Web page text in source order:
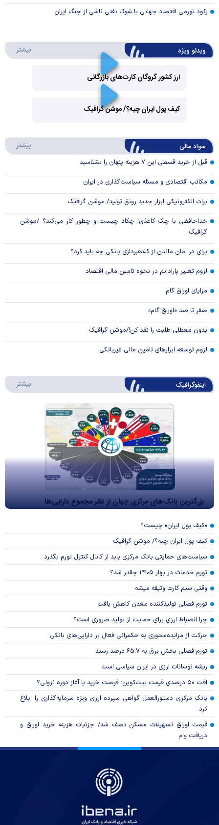
رکود تورمی اقتصاد جهانی با شوک نفتی ناشی از جنگ ایران
ویدئو ویژه بیشتر
ارز کشور گروگان کارت‌های بازرگانی
Video
کیف پول ایران چیه؟/ موشن گرافیک
سواد مالی بیشتر
قبل از خرید قسطی این ۷ هزینه پنهان را بشناسید
مکاتب اقتصادی و مسئله سیاست‌گذاری در ایران
برات الکترونیکی ابزار جدید رونق تولید/ موشن گرافیک
خداحافظی با چک کاغذی! چکاد چیست و چطور کار می‌کند؟ /موشن
گرافیک
برای در امان ماندن از کلاهبرداری بانکی چه باید کرد؟
لزوم تغییر پارادایم در نحوه تامین مالی اقتصاد
مزایای اوراق گام
صفر تا صد «اوراق گام»
بدون معطلی طلبت را نقد کن!/موشن گرافیک
لزوم توسعه ابزارهای تامین مالی غیربانکی
اینفوگرافیک بیشتر
بزرگترین بانک‌های مرکزی جهان از نظر مجموع دارایی‌ها
«کیف پول ایران» چیست؟
کیف پول ایران چیه؟/ موشن گرافیک
سیاست‌های حمایتی بانک مرکزی باید از کانال کنترل تورم بگذرد
تورم خدمات در بهار ۱۴۰۵ چقدر شد؟
وقتی سیم کارت وثیقه میشه
تورم فصلی تولیدکننده معدن کاهش یافت
چرا انضباط ارزی برای حمایت از تولید ضروری است؟
حرکت از مزایده‌محوری به حکمرانی فعال بر دارایی‌های بانکی
تورم فصلی بخش برق به ۶۵.۷ درصد رسید
ریشه نوسانات ارزی در ایران سیاسی است
افت ۵۰ درصدی قیمت بیت‌کوین؛ فرصت خرید یا آغاز دوره نزولی؟
بانک مرکزی دستورالعمل گواهی سپرده ارزی ویژه سرمایه‌گذاری را ابلاغ
کرد
قیمت اوراق تسهیلات مسکن نصف شد/ جزئیات هزینه خرید اوراق و
دریافت وام